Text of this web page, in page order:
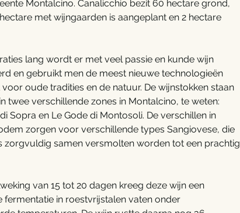
Montalcino. Canalicchio bezit 60 hectare grond,
met wijngaarden is aangeplant en 2 hectare
lang wordt er met veel passie en kunde wijn
en gebruikt men de meest nieuwe technologieën
oude tradities en de natuur. De wijnstokken staan
twee verschillende zones in Montalcino, te weten:
Sopra en Le Gode di Montosoli. De verschillen in
zorgen voor verschillende types Sangiovese, die
zorgvuldig samen versmolten worden tot een prachtig
van 15 tot 20 dagen kreeg deze wijn een
fermentatie in roestvrijstalen vaten onder